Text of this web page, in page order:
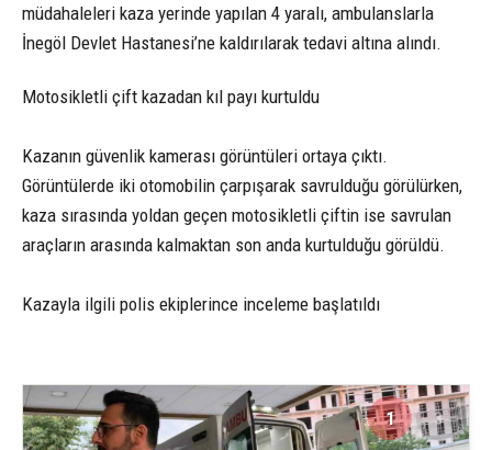
müdahaleleri kaza yerinde yapılan 4 yaralı, ambulanslarla
İnegöl Devlet Hastanesi’ne kaldırılarak tedavi altına alındı.
Motosikletli çift kazadan kıl payı kurtuldu
Kazanın güvenlik kamerası görüntüleri ortaya çıktı.
Görüntülerde iki otomobilin çarpışarak savrulduğu görülürken,
kaza sırasında yoldan geçen motosikletli çiftin ise savrulan
araçların arasında kalmaktan son anda kurtulduğu görüldü.
Kazayla ilgili polis ekiplerince inceleme başlatıldı
1 3